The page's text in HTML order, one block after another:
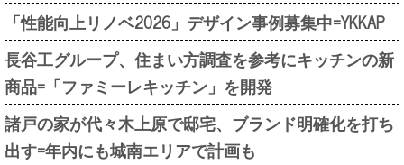
「性能向上リノベ2026」デザイン事例募集中=YKKAP
長谷工グループ、住まい方調査を参考にキッチンの新
商品=「ファミーレキッチン」を開発
諸戸の家が代々木上原で邸宅、ブランド明確化を打ち
出す=年内にも城南エリアで計画も